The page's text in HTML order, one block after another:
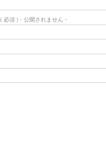
( 必須 ) - 公開されません -